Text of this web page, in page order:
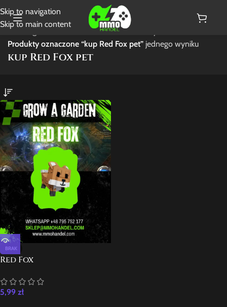
Skip to navigation
Skip to main content
Strona główna
Produkty oznaczone “kup Red Fox pet” jednego wyniku
kup Red Fox pet
BRAK
Red Fox
5,99 zł